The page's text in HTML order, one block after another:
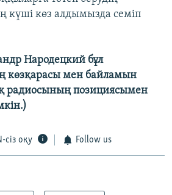
күші көз алдымызда семіп
Народецкий бұл
көзқарасы мен байламын
радиосының позициясымен
сіз оқу Follow us